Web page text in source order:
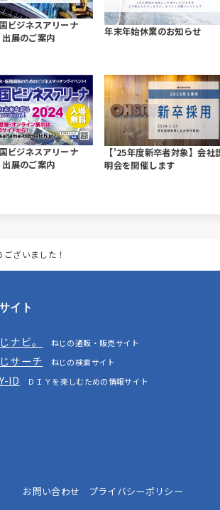
国ビジネスアリーナ
展のご案内
年末年始休業のお知らせ
国ビジネスアリーナ
展のご案内
【’25年度新卒者対象】会社
明会を開催します
ざいました！
イト
ナビ。 ねじの通販・販売サイト
サーチ ねじの検索サイト
ID ＤＩＹを楽しむための情報サイト
お問い合わせ プライバシーポリシー